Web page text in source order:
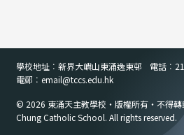
學校地址︰新界大嶼山東涌逸東邨 電話
電郵︰email@tccs.edu.hk
© 2026 東涌天主教學校・版權所有・不得轉
Chung Catholic School. All rights reserved.